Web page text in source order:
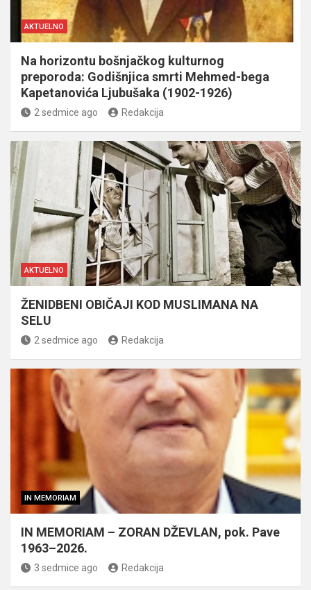
AKTUELNO
Na horizontu bošnjačkog kulturnog
preporoda: Godišnjica smrti Mehmed-bega
Kapetanovića Ljubušaka (1902-1926)
2 sedmice ago Redakcija
AKTUELNO
ŽENIDBENI OBIČAJI KOD MUSLIMANA NA
SELU
2 sedmice ago Redakcija
IN MEMORIAM
IN MEMORIAM – ZORAN DŽEVLAN, pok. Pave
1963–2026.
3 sedmice ago Redakcija